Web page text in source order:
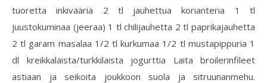
tuoretta inkivääriä 2 tl jauhettua korianteria 1 tl
juustokuminaa (jeeraa) 1 tl chilijauhetta 2 tl paprikajauhetta
2 tl garam masalaa 1/2 tl kurkumaa 1/2 tl mustapippuria 1
dl kreikkalaista/turkkilaista jogurttia Laita broilerinfileet
astiaan ja seikoita joukkoon suola ja sitruunanmehu.